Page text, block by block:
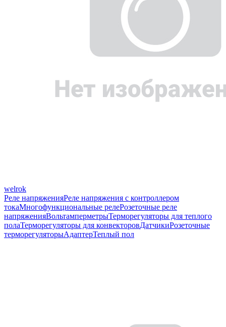
welrok
Реле напряженияРеле напряжения с контроллером
токаМногофункциональные релеРозеточные реле
напряженияВольтамперметрыТерморегуляторы для теплого
полаТерморегуляторы для конвекторовДатчикиРозеточные
терморегуляторыАдаптерТеплый пол